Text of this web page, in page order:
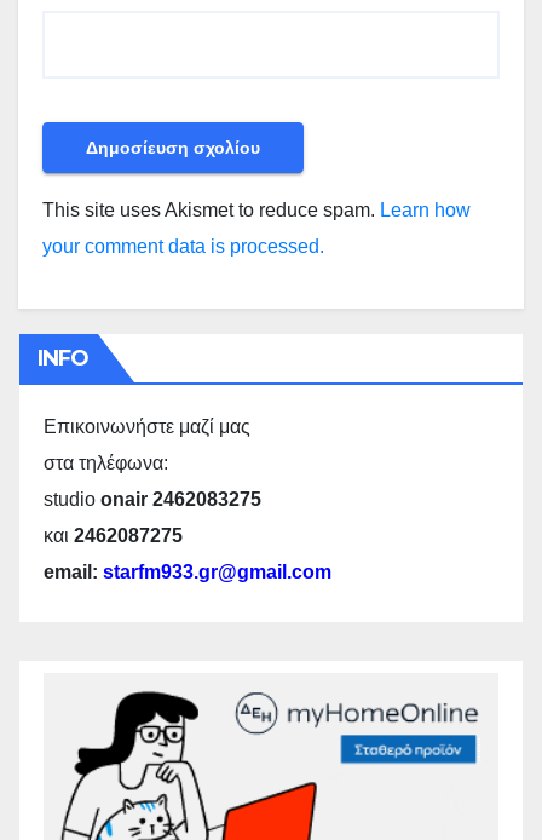
This site uses Akismet to reduce spam. Learn how
your comment data is processed.
INFO
Επικοινωνήστε μαζί μας
στα τηλέφωνα:
studio onair 2462083275
και 2462087275
email: starfm933.gr@gmail.com